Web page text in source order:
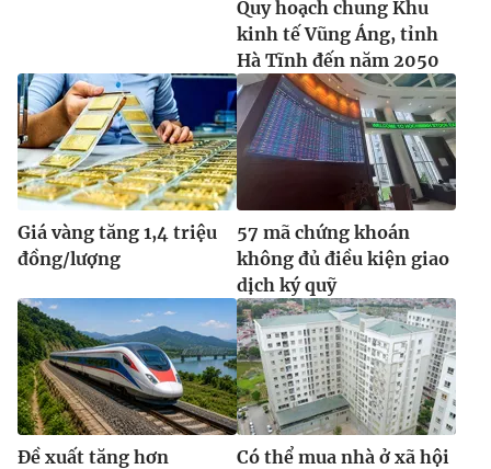
024.66 897 897
Liên hệ quảng cáo:024-7300.7108
® Cấm sao chép dưới mọi hình thức nếu không có sự chấp
thuận bằng văn bản. Ghi rõ nguồn VTV.vn khi phát hành lại
thông tin từ website này.
Quy hoạch chung Khu
kinh tế Vũng Áng, tỉnh
Hà Tĩnh đến năm 2050
Giá vàng tăng 1,4 triệu
đồng/lượng
57 mã chứng khoán
không đủ điều kiện giao
dịch ký quỹ
Đề xuất tăng hơn
Có thể mua nhà ở xã hội